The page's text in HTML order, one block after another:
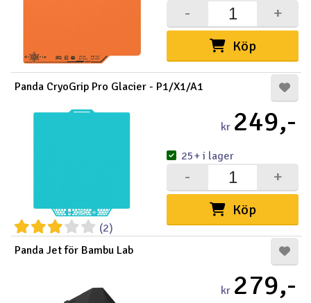
Köp
+
-
Panda CryoGrip Pro Glacier - P1/X1/A1
(2)
kr 249,-
Köp
+
-
25+ i lager
Panda Jet för Bambu Lab
kr 279,-